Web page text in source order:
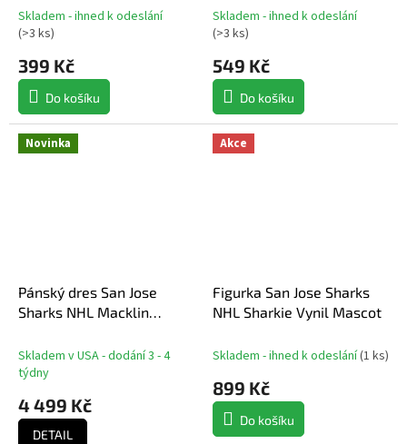
Průměrné
hodnocení
produktu
je
5,0
z
5
hvězdiček.
Skladem - ihned k odeslání
(>3 ks)
399 Kč
Do košíku
Haymaker '47 CUFF KNIT
Průměrné
hodnocení
produktu
je
5,0
z
5
hvězdiček.
Skladem - ihned k odeslání
(>3 ks)
549 Kč
Do košíku
Novinka
Pánský dres San Jose
Sharks NHL Macklin
Alternate Jersey
Skladem v USA - dodání 3 - 4
týdny
4 499 Kč
DETAIL
Akce
Figurka San Jose Sharks
NHL Sharkie Vynil Mascot
Skladem - ihned k odeslání(1 ks)
899 Kč
Do košíku